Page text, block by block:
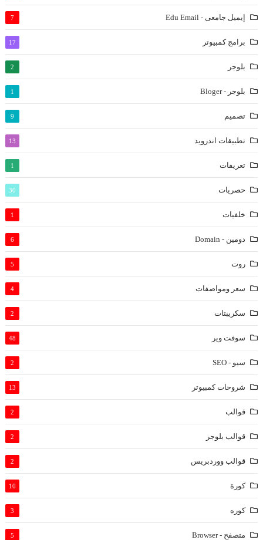
إيميل جامعى - Edu Email 7
برامج كمبيوتر 17
بلوجر 2
بلوجر - Bloger 1
تصميم 9
تطبيقات اندرويد 13
تعريفات 1
حصريات 30
خلفيات 1
دومين - Domain 6
روت 5
سعر ومواصفات 4
سكريبتات 2
سوفت وير 48
سيو - SEO 2
شروحات كمبيوتر 13
قوالب 2
قوالب بلوجر 2
قوالب ووردبريس 2
كورة 10
كوره 3
متصفح - Browser 5